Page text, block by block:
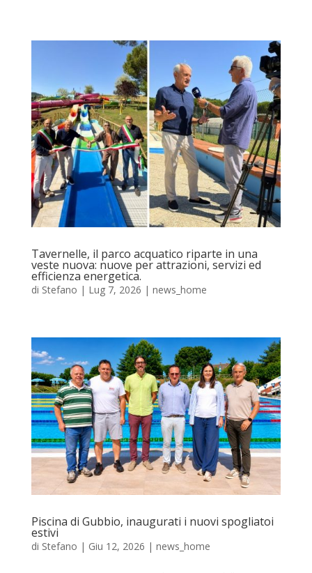
Tavernelle, il parco acquatico riparte in una
veste nuova: nuove per attrazioni, servizi ed
efficienza energetica.
di Stefano | Lug 7, 2026 | news_home
Piscina di Gubbio, inaugurati i nuovi spogliatoi
estivi
di Stefano | Giu 12, 2026 | news_home